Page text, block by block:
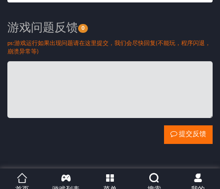
游戏问题反馈 0
ps:游戏运行如果出现问题请在这里提交，我们会尽快回复(不能玩，程序闪退，
崩溃异常等)
提交反馈
    